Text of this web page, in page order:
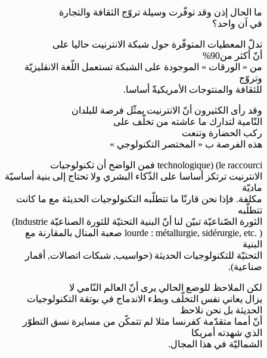
ما الحال إذن وقد توفّرت وسيلة تروّج الثقافة والتجارة
في آن واحد؟
تدلّ المعطيات المتوفّرة حول شبكة الانترنيت حاليا على
أنّ أكثر من90
%
من « الورقات » الموجودة على الشبكة تستعمل اللّغة الانقليزيّة
وتروّج
للثقافة والمنتوجات الأمريكيةّ أساسا.
وقد رأى الكثيرون أنّ الانترنيت يمثّل فرصة للبلدان
النّامية لتدارك ما عاشته من تخلّف على
ركب الحضارة وتنعت
هذه الفرصة ب « المختصر التكنولوجي »
(le raccourci
technologique) فمن الواضح أن تكنولوجيات
الانترنيت ترتكز أساسا على الذّكاء البشري ولا تحتاج إلى بنية أساسيّة
ماديّة
مكلفة. فإذا نحن قارنّا ما تتطلّبه التكنولوجيات الحديثة مع ما كانت
تتطلّبه
الثورة الصّناعيّة تبيّن لنا أنّ البنية التحتيّة للثورة الصناعيّة (Industrie
lourde : métallurgie, sidérurgie, etc. ) صعبة المنال بالمقارنة مع
البنية
التحتيّة للتكنولوجيات الحديثة (حواسيب, شبكات اتصالات, أقمار
صناعية).
لكن الملاحظ للوضع الحالي يرى أنّ العالم النّامي لا
يزال يعاني نفس التخلّف وبطء الاندماج في بوتقة التكنولوجيات
الحديثة بل نحن نلاحظ
أنّ أمما متقدّمة كفرنسا مثلا لم تتمكّن من مسايرة نسق التطوّر
الذي شهدته أمريكا
الشماليّة في هذا المجال.